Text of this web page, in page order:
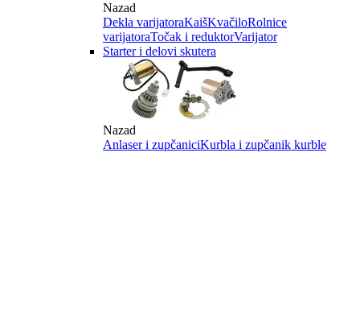
Nazad
Dekla varijatoraKaišKvačiloRolnice
varijatoraTočak i reduktorVarijator
Starter i delovi skutera
Nazad
Anlaser i zupčaniciKurbla i zupčanik kurble